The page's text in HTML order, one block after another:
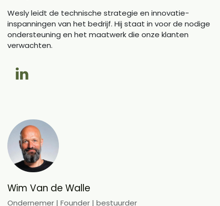
Wesly leidt de technische strategie en innovatie-
inspanningen van het bedrijf. Hij staat in voor de nodige
ondersteuning en het maatwerk die onze klanten
verwachten.
Wim Van de Walle
Ondernemer | Founder | bestuurder